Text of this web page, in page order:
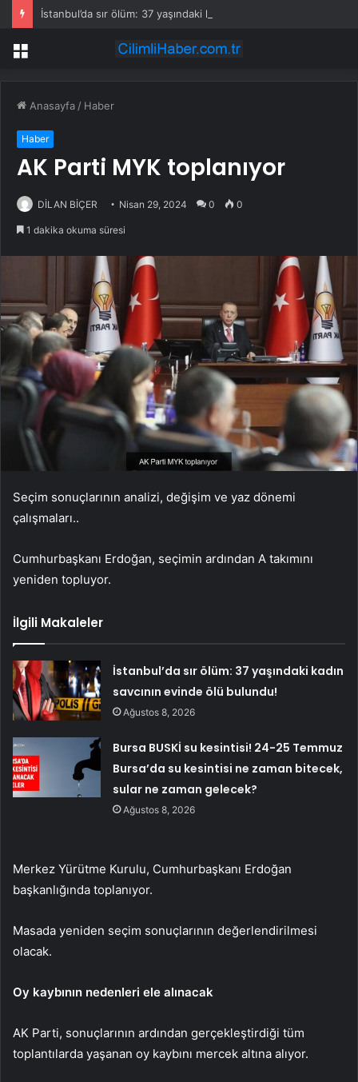
Menü
Anasayfa / Haber
Haber
AK Parti MYK toplanıyor
DİLAN BİÇER Nisan 29, 2024 0 0
1 dakika okuma süresi
Seçim sonuçlarının analizi, değişim ve yaz dönemi
çalışmaları..
Cumhurbaşkanı Erdoğan, seçimin ardından A takımını
yeniden topluyor.
İlgili Makaleler
İstanbul’da sır ölüm: 37 yaşındaki kadın
savcının evinde ölü bulundu!
Ağustos 8, 2026
Bursa BUSKİ su kesintisi! 24-25 Temmuz
Bursa’da su kesintisi ne zaman bitecek,
sular ne zaman gelecek?
Ağustos 8, 2026
Merkez Yürütme Kurulu, Cumhurbaşkanı Erdoğan
başkanlığında toplanıyor.
Masada yeniden seçim sonuçlarının değerlendirilmesi
olacak.
Oy kaybının nedenleri ele alınacak
AK Parti, sonuçlarının ardından gerçekleştirdiği tüm
toplantılarda yaşanan oy kaybını mercek altına alıyor.